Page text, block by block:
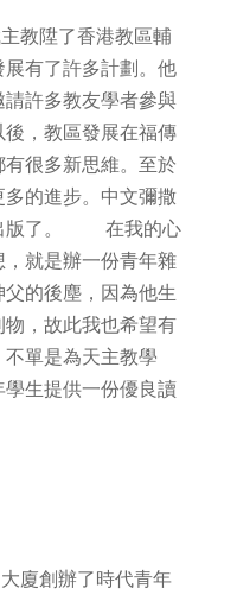
陞了香港教區輔
有了許多計劃。他
許多教友學者參與
，教區發展在福傳
很多新思維。至於
的進步。中文彌撒
出版了。 在我的心
就是辦一份青年雜
的後塵，因為他生
，故此我也希望有
單是為天主教學
生提供一份優良讀
創辦了時代青年